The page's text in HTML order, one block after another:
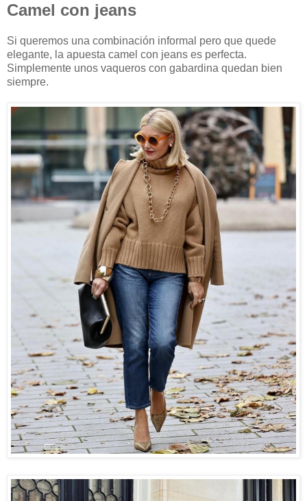
Camel con jeans
Si queremos una combinación informal pero que quede
elegante, la apuesta camel con jeans es perfecta.
Simplemente unos vaqueros con gabardina quedan bien
siempre.